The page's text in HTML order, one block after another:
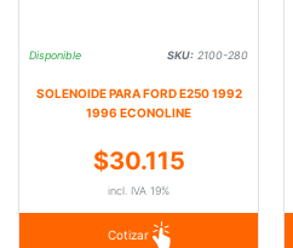
Disponible SKU: 2100-280
SOLENOIDE PARA FORD E250 1992
1996 ECONOLINE
$30.115
incl. IVA 19%
Cotizar